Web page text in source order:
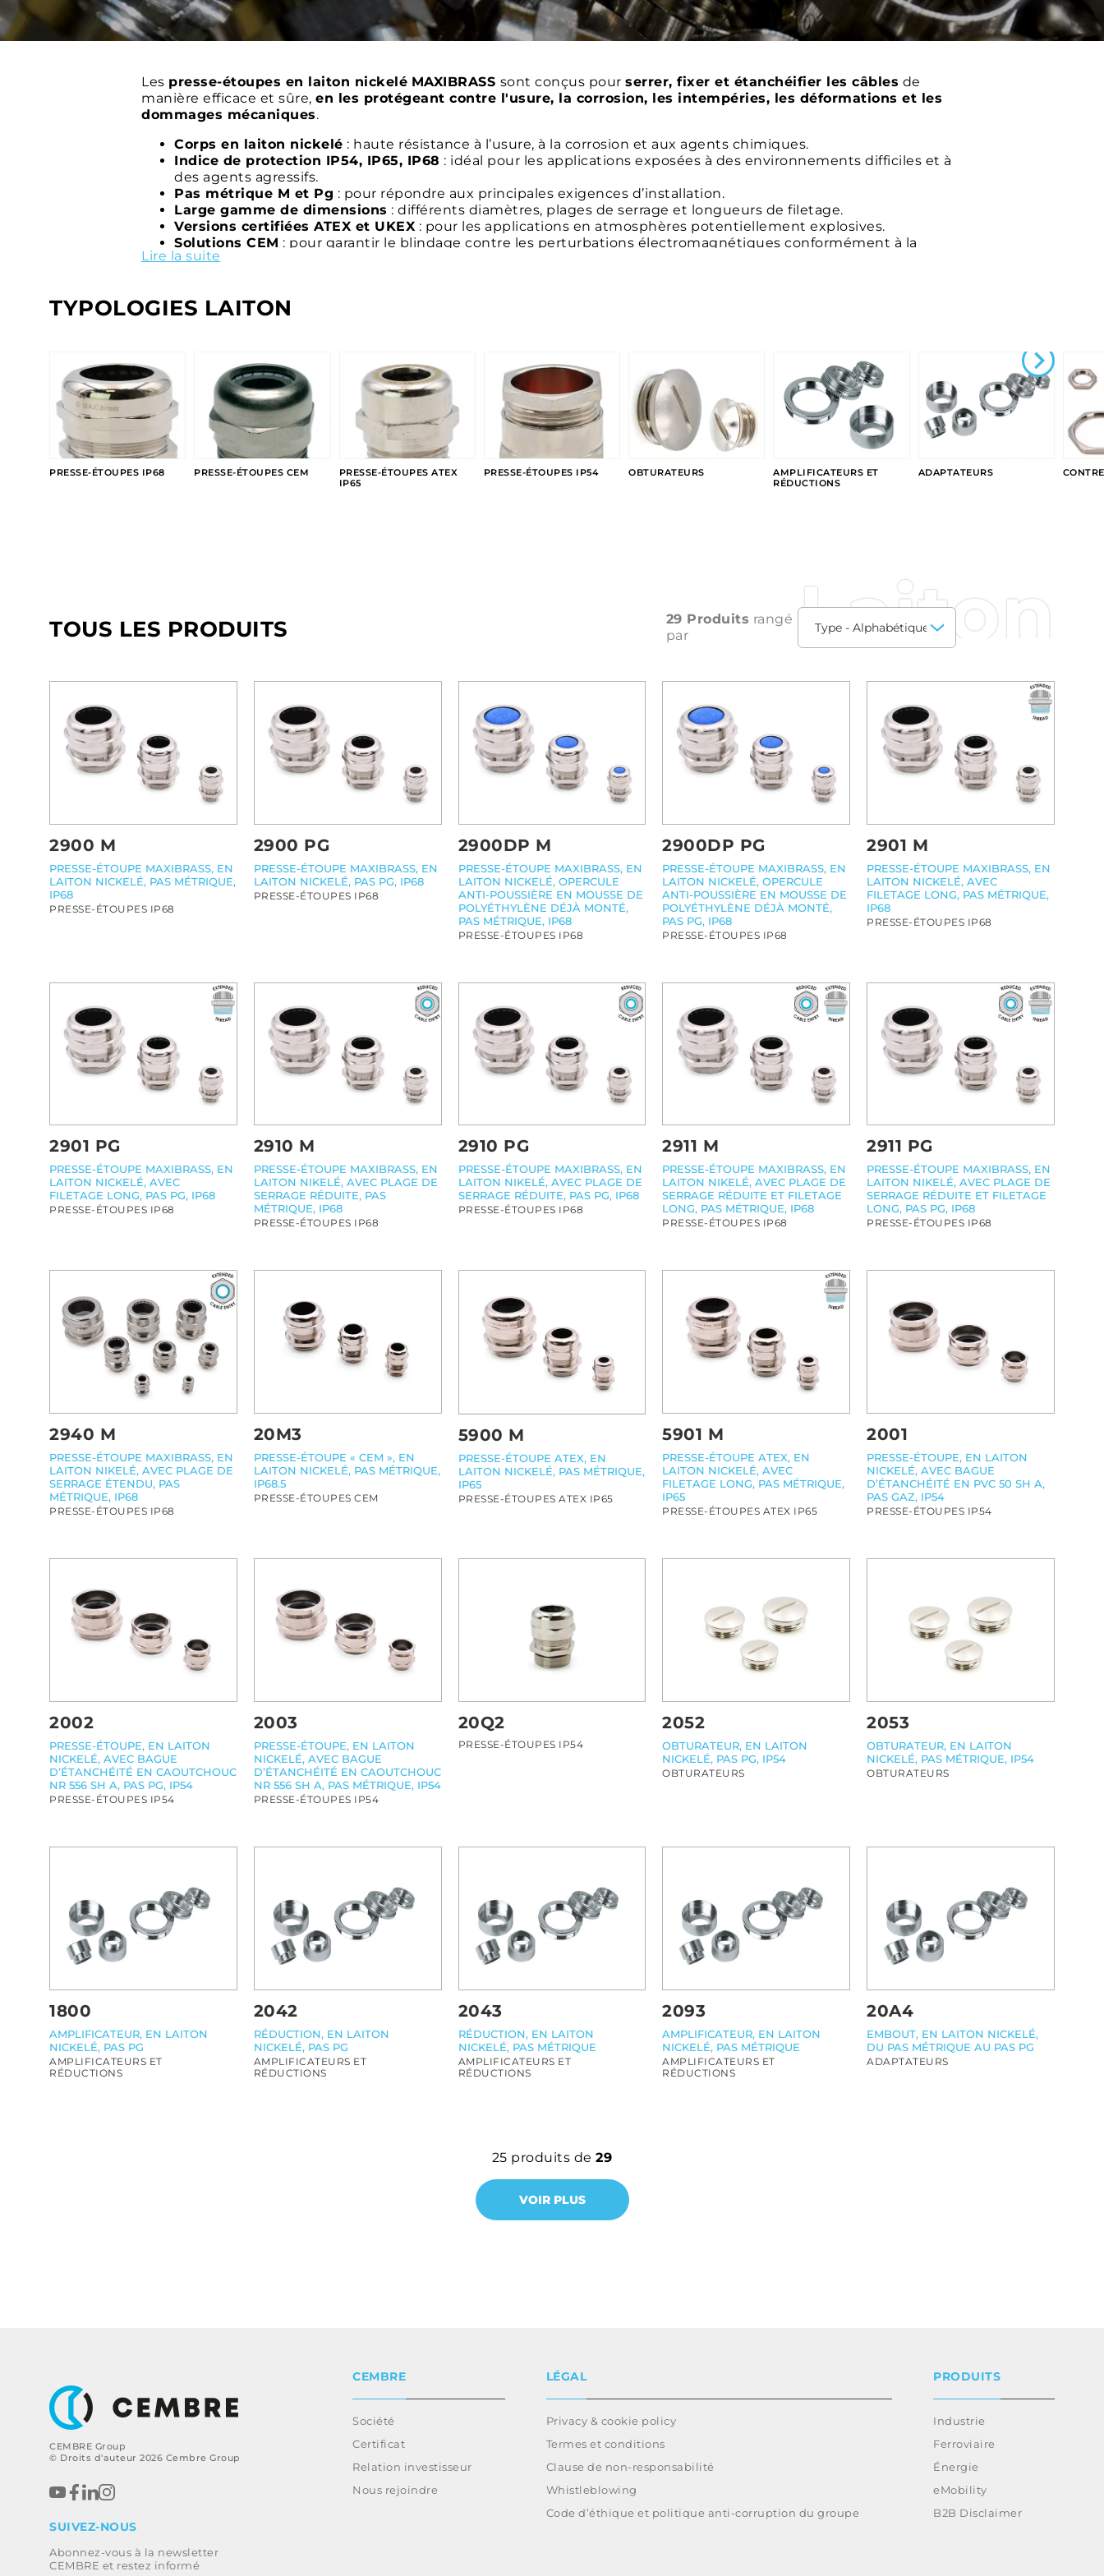
Les presse-étoupes en laiton nickelé MAXIBRASS sont conçus pour serrer, fixer et étanchéifier les câbles de
manière efficace et sûre, en les protégeant contre l'usure, la corrosion, les intempéries, les déformations et les
dommages mécaniques.
Corps en laiton nickelé : haute résistance à l’usure, à la corrosion et aux agents chimiques.
Indice de protection IP54, IP65, IP68 : idéal pour les applications exposées à des environnements difficiles et à
des agents agressifs.
Pas métrique M et Pg : pour répondre aux principales exigences d’installation.
Large gamme de dimensions : différents diamètres, plages de serrage et longueurs de filetage.
Versions certifiées ATEX et UKEX: pour les applications en atmosphères potentiellement explosives.
Solutions CEM : pour garantir le blindage contre les perturbations électromagnétiques conformément à la
directive CEM.
Lire la suite
TYPOLOGIES LAITON
PRESSE-ÉTOUPES IP68 PRESSE-ÉTOUPES CEM
PRESSE-ÉTOUPES ATEX
IP65
PRESSE-ÉTOUPES IP54 OBTURATEURS
AMPLIFICATEURS ET
RÉDUCTIONS
ADAPTATEURS
TOUS LES PRODUITS Laiton
29 Produits rangé
par
2900 M
PRESSE-ÉTOUPE MAXIBRASS, EN
LAITON NICKELÉ, PAS MÉTRIQUE,
IP68
PRESSE-ÉTOUPES IP68
2900 PG
PRESSE-ÉTOUPE MAXIBRASS, EN
LAITON NICKELÉ, PAS PG, IP68
PRESSE-ÉTOUPES IP68
2900DP M
PRESSE-ÉTOUPE MAXIBRASS, EN
LAITON NICKELÉ, OPERCULE
ANTI-POUSSIÈRE EN MOUSSE DE
POLYÉTHYLÈNE DÉJÀ MONTÉ,
PAS MÉTRIQUE, IP68
PRESSE-ÉTOUPES IP68
2900DP PG
PRESSE-ÉTOUPE MAXIBRASS, EN
LAITON NICKELÉ, OPERCULE
ANTI-POUSSIÈRE EN MOUSSE DE
POLYÉTHYLÈNE DÉJÀ MONTÉ,
PAS PG, IP68
PRESSE-ÉTOUPES IP68
2901 M
PRESSE-ÉTOUPE MAXIBRASS, EN
LAITON NICKELÉ, AVEC
FILETAGE LONG, PAS MÉTRIQUE,
IP68
PRESSE-ÉTOUPES IP68
2901 PG
PRESSE-ÉTOUPE MAXIBRASS, EN
LAITON NICKELÉ, AVEC
FILETAGE LONG, PAS PG, IP68
PRESSE-ÉTOUPES IP68
2910 M
PRESSE-ÉTOUPE MAXIBRASS, EN
LAITON NIKELÉ, AVEC PLAGE DE
SERRAGE RÉDUITE, PAS
MÉTRIQUE, IP68
PRESSE-ÉTOUPES IP68
2910 PG
PRESSE-ÉTOUPE MAXIBRASS, EN
LAITON NIKELÉ, AVEC PLAGE DE
SERRAGE RÉDUITE, PAS PG, IP68
PRESSE-ÉTOUPES IP68
2911 M
PRESSE-ÉTOUPE MAXIBRASS, EN
LAITON NIKELÉ, AVEC PLAGE DE
SERRAGE RÉDUITE ET FILETAGE
LONG, PAS MÉTRIQUE, IP68
PRESSE-ÉTOUPES IP68
2911 PG
PRESSE-ÉTOUPE MAXIBRASS, EN
LAITON NIKELÉ, AVEC PLAGE DE
SERRAGE RÉDUITE ET FILETAGE
LONG, PAS PG, IP68
PRESSE-ÉTOUPES IP68
2940 M
PRESSE-ÉTOUPE MAXIBRASS, EN
LAITON NIKELÉ, AVEC PLAGE DE
SERRAGE ÉTENDU, PAS
MÉTRIQUE, IP68
PRESSE-ÉTOUPES IP68
20M3
PRESSE-ÉTOUPE « CEM », EN
LAITON NICKELÉ, PAS MÉTRIQUE,
IP68.5
PRESSE-ÉTOUPES CEM
5900 M
PRESSE-ÉTOUPE ATEX, EN
LAITON NICKELÉ, PAS MÉTRIQUE,
IP65
PRESSE-ÉTOUPES ATEX IP65
5901 M
PRESSE-ÉTOUPE ATEX, EN
LAITON NICKELÉ, AVEC
FILETAGE LONG, PAS MÉTRIQUE,
IP65
PRESSE-ÉTOUPES ATEX IP65
2001
PRESSE-ÉTOUPE, EN LAITON
NICKELÉ, AVEC BAGUE
D’ÉTANCHÉITÉ EN PVC 50 SH A,
PAS GAZ, IP54
PRESSE-ÉTOUPES IP54
2002
PRESSE-ÉTOUPE, EN LAITON
NICKELÉ, AVEC BAGUE
D’ÉTANCHÉITÉ EN CAOUTCHOUC
NR 556 SH A, PAS PG, IP54
PRESSE-ÉTOUPES IP54
2003
PRESSE-ÉTOUPE, EN LAITON
NICKELÉ, AVEC BAGUE
D’ÉTANCHÉITÉ EN CAOUTCHOUC
NR 556 SH A, PAS MÉTRIQUE, IP54
PRESSE-ÉTOUPES IP54
20Q2
PRESSE-ÉTOUPES IP54
2052
OBTURATEUR, EN LAITON
NICKELÉ, PAS PG, IP54
OBTURATEURS
2053
OBTURATEUR, EN LAITON
NICKELÉ, PAS MÉTRIQUE, IP54
OBTURATEURS
1800
AMPLIFICATEUR, EN LAITON
NICKELÉ, PAS PG
AMPLIFICATEURS ET
RÉDUCTIONS
2042
RÉDUCTION, EN LAITON
NICKELÉ, PAS PG
AMPLIFICATEURS ET
RÉDUCTIONS
2043
RÉDUCTION, EN LAITON
NICKELÉ, PAS MÉTRIQUE
AMPLIFICATEURS ET
RÉDUCTIONS
2093
AMPLIFICATEUR, EN LAITON
NICKELÉ, PAS MÉTRIQUE
AMPLIFICATEURS ET
RÉDUCTIONS
20A4
EMBOUT, EN LAITON NICKELÉ,
DU PAS MÉTRIQUE AU PAS PG
ADAPTATEURS
25 produits de29
VOIR PLUS
CEMBRE Group
© Droits d'auteur 2026 Cembre Group
CEMBRE
Société
Certificat
Relation investisseur
Nous rejoindre
LÉGAL
Privacy & cookie policy
Termes et conditions
Clause de non-responsabilité
Whistleblowing
Code d’éthique et politique anti-corruption du groupe
PRODUITS
Industrie
Ferroviaire
Énergie
eMobility
B2B Disclaimer
SUIVEZ-NOUS
Abonnez-vous à la newsletter
CEMBRE et restez informé